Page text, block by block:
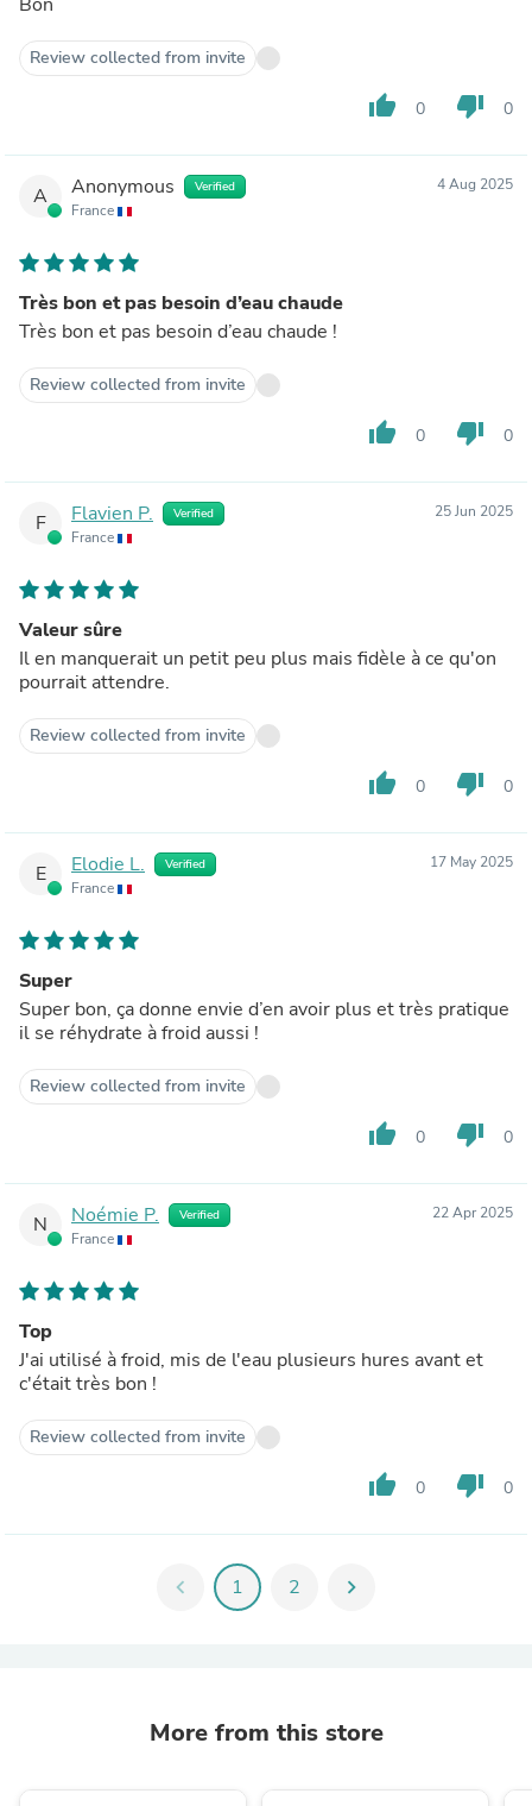
Review collected from invite
thumb_up 0 thumb_down 0
A Anonymous Verified
France
4 Aug 2025
Très bon et pas besoin d’eau chaude
Très bon et pas besoin d’eau chaude !
Review collected from invite
thumb_up 0 thumb_down 0
F Flavien P. Verified
France
25 Jun 2025
Valeur sûre
Il en manquerait un petit peu plus mais fidèle à ce qu'on
pourrait attendre.
Review collected from invite
thumb_up 0 thumb_down 0
E Elodie L. Verified
France
17 May 2025
Super
Super bon, ça donne envie d’en avoir plus et très pratique
il se réhydrate à froid aussi !
Review collected from invite
thumb_up 0 thumb_down 0
N Noémie P. Verified
France
22 Apr 2025
Top
J'ai utilisé à froid, mis de l'eau plusieurs hures avant et
c'était très bon !
Review collected from invite
thumb_up 0 thumb_down 0
chevron_left 1 2 chevron_right
More from this store